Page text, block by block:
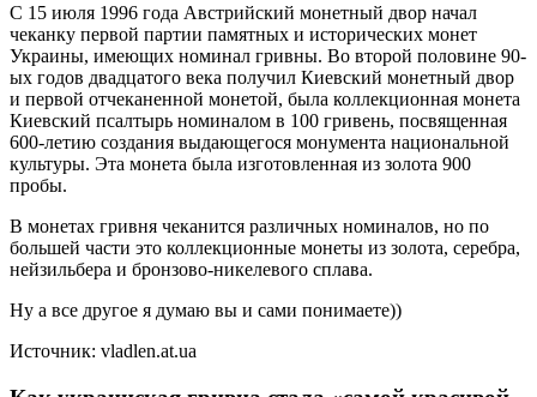
С 15 июля 1996 года Австрийский монетный двор начал
чеканку первой партии памятных и исторических монет
Украины, имеющих номинал гривны. Во второй половине 90-
ых годов двадцатого века получил Киевский монетный двор
и первой отчеканенной монетой, была коллекционная монета
Киевский псалтырь номиналом в 100 гривень, посвященная
600-летию создания выдающегося монумента национальной
культуры. Эта монета была изготовленная из золота 900
пробы.
В монетах гривня чеканится различных номиналов, но по
большей части это коллекционные монеты из золота, серебра,
нейзильбера и бронзово-никелевого сплава.
Ну а все другое я думаю вы и сами понимаете))
Источник: vladlen.at.ua